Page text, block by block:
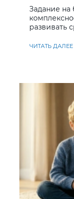
Задание на
развивать
ЧИТАТЬ ДАЛЕЕ